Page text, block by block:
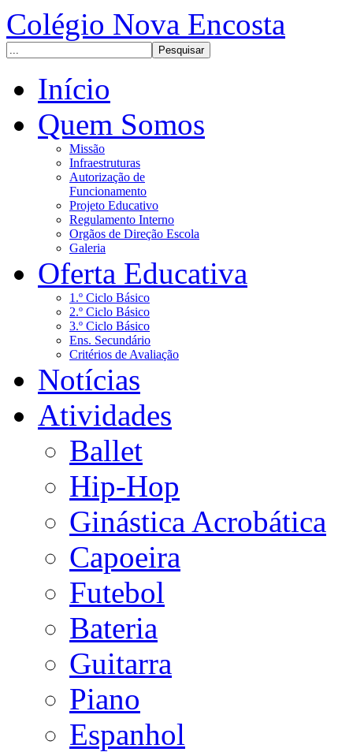
Colégio Nova Encosta
Início
Quem Somos
Missão
Infraestruturas
Autorização de
Funcionamento
Projeto Educativo
Regulamento Interno
Orgãos de Direção Escola
Galeria
Oferta Educativa
1.º Ciclo Básico
2.º Ciclo Básico
3.º Ciclo Básico
Ens. Secundário
Critérios de Avaliação
Notícias
Atividades
Ballet
Hip-Hop
Ginástica Acrobática
Capoeira
Futebol
Bateria
Guitarra
Piano
Espanhol